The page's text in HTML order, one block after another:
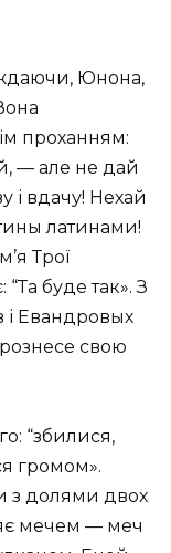
Юнона,
проханням:
— але не дай
і вдачу! Нехай
латинами!
Трої
“Та буде так». З
і Евандровых
свою
“збилися,
громом».
з долями двох
мечем — меч